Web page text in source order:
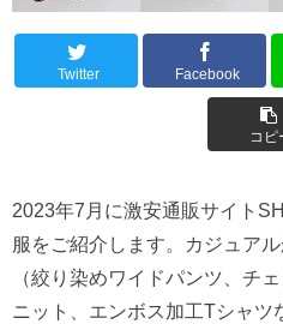
Twitter Facebook
コピ
2023年7月に激安通販サイト
服をご紹介します。カジュア
（絞り染めワイドパンツ、チ
ニット、エンボス加工Tシャツ